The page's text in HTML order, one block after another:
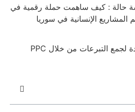
حالة : كيف ساهمت حملة رقمية في